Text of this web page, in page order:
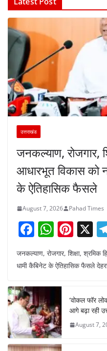
उत्तराखंड
जनकल्याण, रोजगार,
आधारभूत विकास को
के ऐतिहासिक फैसले
August 7, 2026 Pahad Times
F
c
b
o
o
k
W
at
s
A
p
p
Pi
er
st
X
जनकल्याण, रोजगार, शिक्षा,
धामी कैबिनेट के ऐतिहासिक फैसले
‘वोकल फॉर
आगे बढ़ा रही
August 7,